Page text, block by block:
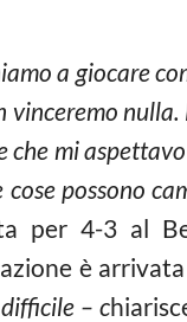
a giocare
vinceremo nulla.
che mi
cose possono
per 4-3 al
è
– c